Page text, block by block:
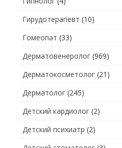
Гирудотерапевт (10)
Гомеопат (33)
Дерматовенеролог (969)
Дерматокосметолог (21)
Дерматолог (245)
Детский кардиолог (2)
Детский психиатр (2)